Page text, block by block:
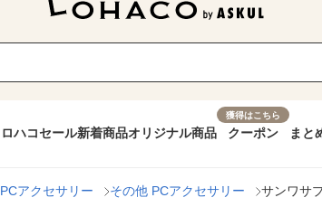
ロハコセール新着商品オリジナル商品
獲得はこちら
クーポン まと
PCアクセサリー その他 PCアクセサリー サンワサ